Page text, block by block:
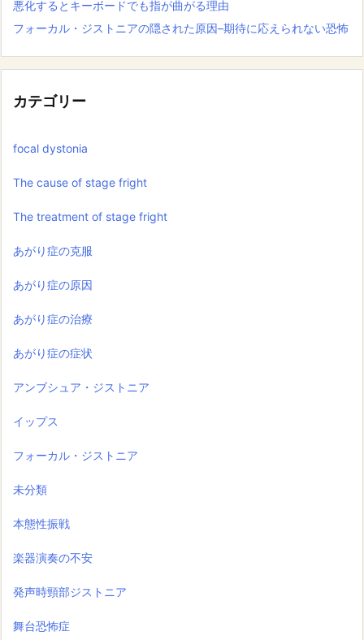
悪化するとキーボードでも指が曲がる理由
フォーカル・ジストニアの隠された原因–期待に応えられない恐怖
カテゴリー
focal dystonia
The cause of stage fright
The treatment of stage fright
あがり症の克服
あがり症の原因
あがり症の治療
あがり症の症状
アンブシュア・ジストニア
イップス
フォーカル・ジストニア
未分類
本態性振戦
楽器演奏の不安
発声時頸部ジストニア
舞台恐怖症